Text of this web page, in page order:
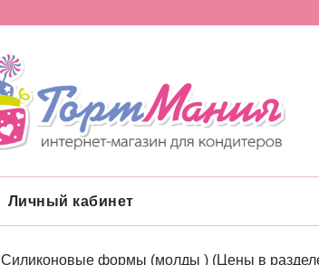
Личный кабинет
Силиконовые формы (молды ) (Цены в